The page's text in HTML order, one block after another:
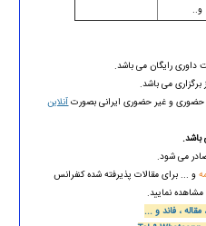
و..
داوری رایگان می باشد.
و غیر حضوری ایرانی بصورتآنلاین
باشد.
می شود.
و ... برای مقالات پذیرفته شده کنفرانس
نمایید.
، فاند و ...